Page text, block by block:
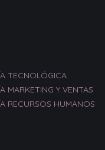
TECNOLÓGICA
MARKETING Y VENTAS
RECURSOS HUMANOS